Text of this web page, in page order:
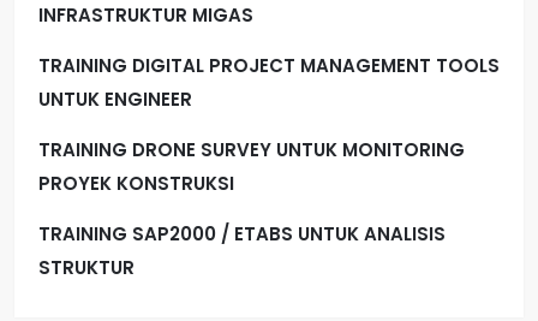
INFRASTRUKTUR MIGAS
TRAINING DIGITAL PROJECT MANAGEMENT TOOLS
UNTUK ENGINEER
TRAINING DRONE SURVEY UNTUK MONITORING
PROYEK KONSTRUKSI
TRAINING SAP2000 / ETABS UNTUK ANALISIS
STRUKTUR